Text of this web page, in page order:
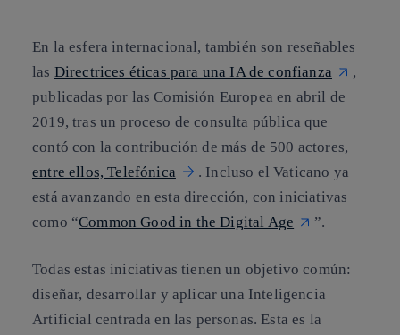
En la esfera internacional, también son reseñables
las Directrices éticas para una IA de confianza
,
publicadas por las Comisión Europea en abril de
2019, tras un proceso de consulta pública que
contó con la contribución de más de 500 actores,
entre ellos, Telefónica
. Incluso el Vaticano ya
está avanzando en esta dirección, con iniciativas
como “Common Good in the Digital Age ”.
Todas estas iniciativas tienen un objetivo común:
diseñar, desarrollar y aplicar una Inteligencia
Artificial centrada en las personas. Esta es la